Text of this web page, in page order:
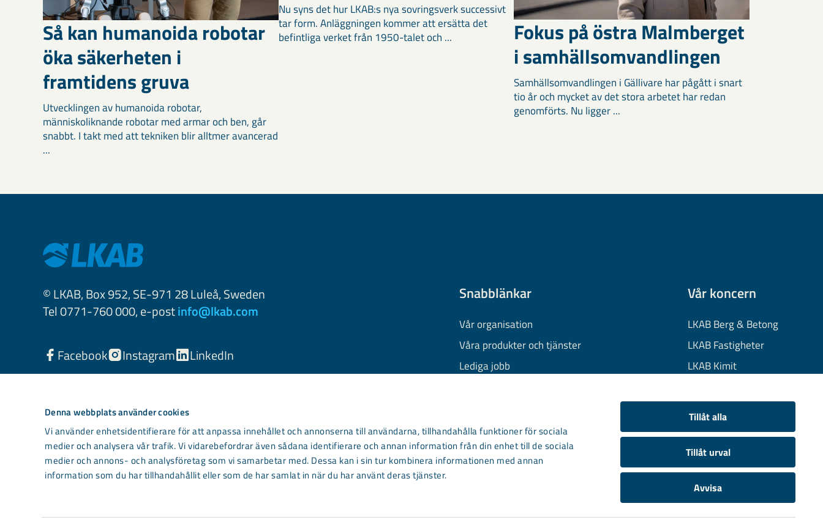
Denna webbplats använder cookies
Vi använder enhetsidentifierare för att anpassa innehållet och annonserna till användarna, tillhandahålla funktioner för sociala
medier och analysera vår trafik. Vi vidarebefordrar även sådana identifierare och annan information från din enhet till de sociala
medier och annons- och analysföretag som vi samarbetar med. Dessa kan i sin tur kombinera informationen med annan
information som du har tillhandahållit eller som de har samlat in när du har använt deras tjänster.
Tillåt alla
Tillåt urval
Avvisa
Så kan humanoida robotar
öka säkerheten i
framtidens gruva
Utvecklingen av humanoida robotar,
människoliknande robotar med armar och ben, går
snabbt. I takt med att tekniken blir alltmer avancerad
...
Nu syns det hur LKAB:s nya sovringsverk successivt
tar form. Anläggningen kommer att ersätta det
befintliga verket från 1950-talet och ...
Fokus på östra Malmberget
i samhällsomvandlingen
Samhällsomvandlingen i Gällivare har pågått i snart
tio år och mycket av det stora arbetet har redan
genomförts. Nu ligger ...
© LKAB, Box 952, SE-971 28 Luleå, Sweden
Tel 0771-760 000, e-postinfo@lkab.com
Facebook Instagram LinkedIn
Snabblänkar
Vår organisation
Våra produkter och tjänster
Lediga jobb
Information om cookies
Kontakta oss
Vår koncern
LKAB Berg & Betong
LKAB Fastigheter
LKAB Kimit
LKAB Wassara
Samhällsutveckling
Light mode